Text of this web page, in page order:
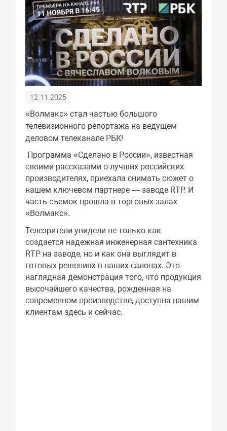
12.11.2025
«Волмакс» стал частью большого
телевизионного репортажа на ведущем
деловом телеканале РБК!
Программа «Сделано в России», известная
своими рассказами о лучших российских
производителях, приехала снимать сюжет о
нашем ключевом партнере — заводе RTP. И
часть съемок прошла в торговых залах
«Волмакс».
Телезрители увидели не только как
создается надежная инженерная сантехника
RTP на заводе, но и как она выглядит в
готовых решениях в наших салонах. Это
наглядная демонстрация того, что продукция
высочайшего качества, рожденная на
современном производстве, доступна нашим
клиентам здесь и сейчас.